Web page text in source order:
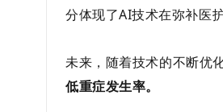
分体现了AI技术在弥补医
未来，随着技术的不断优
低重症发生率。